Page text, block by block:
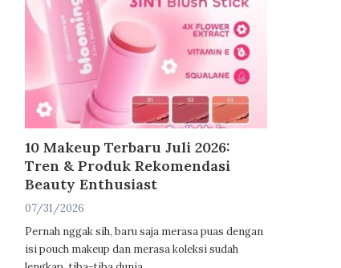
10 Makeup Terbaru Juli 2026:
Tren & Produk Rekomendasi
Beauty Enthusiast
07/31/2026
Pernah nggak sih, baru saja merasa puas dengan
isi pouch makeup dan merasa koleksi sudah